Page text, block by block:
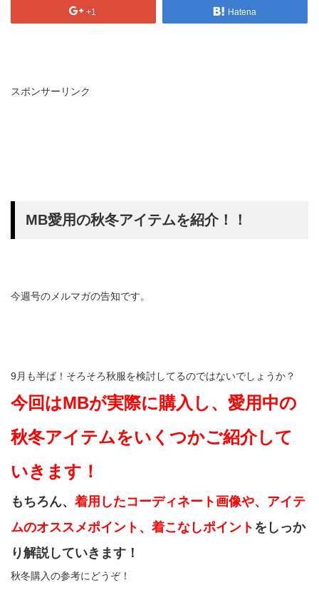
+1 Hatena
スポンサーリンク
MB愛用の秋冬アイテムを紹介！！
今週号のメルマガの告知です。
9月も半ば！そろそろ秋服を検討してるのではないでしょうか？
今回はMBが実際に購入し、愛用中の
秋冬アイテムをいくつかご紹介して
いきます！
もちろん、 着用したコーディネート画像や、アイテ
ムのオススメポイント、着こなしポイント をしっか
り解説していきます！
秋冬購入の参考にどうぞ！